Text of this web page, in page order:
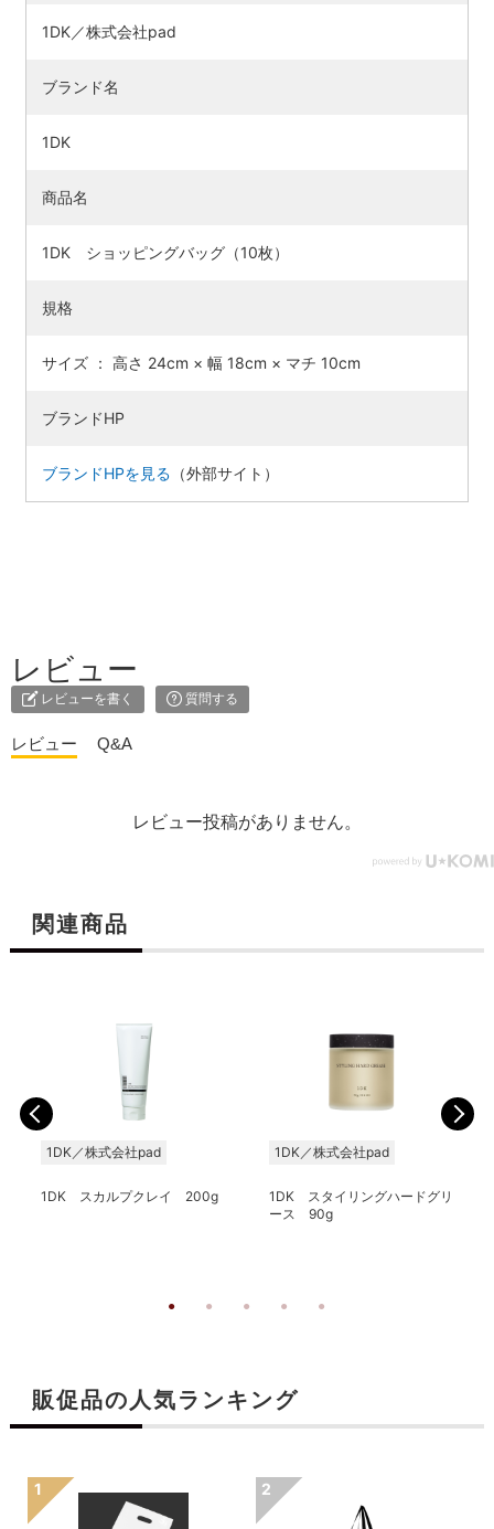
1DK／株式会社pad
ブランド名
1DK
商品名
1DK ショッピングバッグ（10枚）
規格
サイズ ： 高さ 24cm × 幅 18cm × マチ 10cm
ブランドHP
ブランドHPを見る （外部サイト）
レビュー
レビューを書く 質問する
レビュー Q&A
レビュー投稿がありません。
関連商品
1DK／株式会社pad
1DK スカルプクレイ 200g
1DK／株式会社pad
1DK スタイリングハードグリ
ース 90g
販促品の人気ランキング